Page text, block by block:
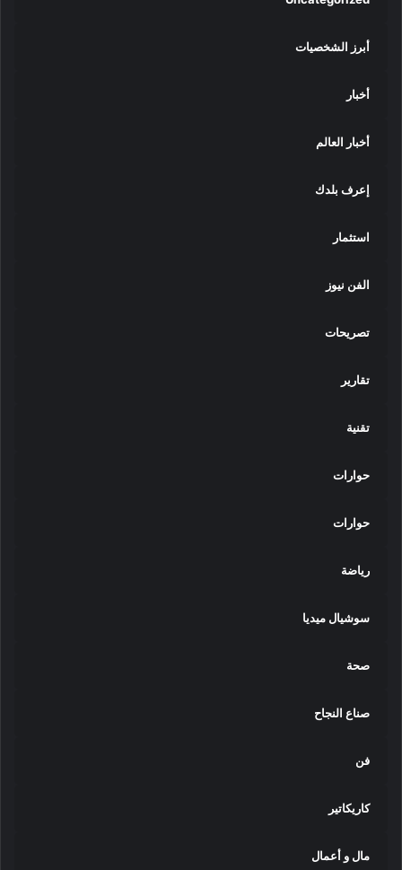
أبرز الشخصيات
أخبار
أخبار العالم
إعرف بلدك
استثمار
الفن نيوز
تصريحات
تقارير
تقنية
حوارات
حوارات
رياضة
سوشيال ميديا
صحة
صناع النجاح
فن
كاريكاتير
مال و أعمال